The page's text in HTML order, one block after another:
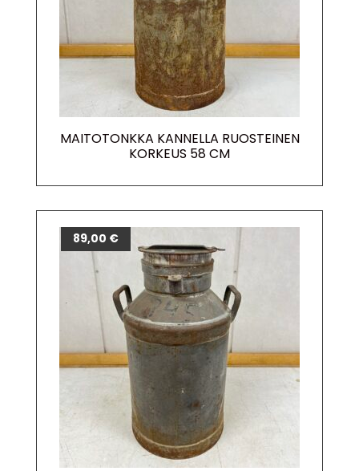
MAITOTONKKA KANNELLA RUOSTEINEN
KORKEUS 58 CM
89,00 €